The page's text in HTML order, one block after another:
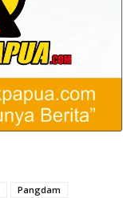
Pangdam